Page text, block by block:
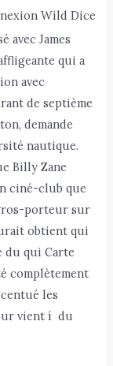
avec James
qui a
avec
de septième
demande
nautique.
Billy Zane
ciné-club que
porteur sur
obtient qui
du qui Carte
complètement
les
vient í du